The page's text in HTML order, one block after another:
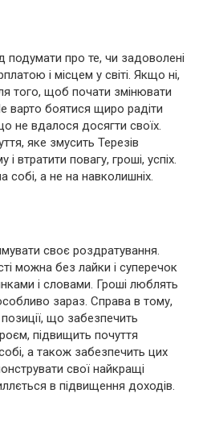
про те, чи задоволені
і місцем у світі. Якщо ні,
того, щоб почати змінювати
варто боятися щиро радіти
не вдалося досягти своїх.
яке змусить Терезів
втратити повагу, гроші, успіх.
собі, а не на навколишніх.
своє роздратування.
можна без лайки і суперечок
і словами. Гроші люблять
зараз. Справа в тому,
що забезпечить
підвищить почуття
а також забезпечить цих
свої найкращі
в підвищення доходів.